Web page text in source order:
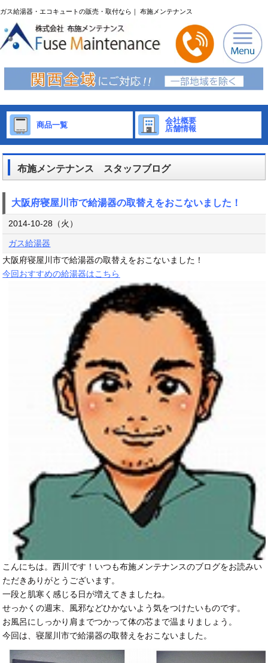
ガス給湯器・エコキュートの販売・取付なら｜ 布施メンテナンス
商品一覧
会社概要
店舗情報
布施メンテナンス スタッフブログ
大阪府寝屋川市で給湯器の取替えをおこないました！
2014-10-28（火）
ガス給湯器
大阪府寝屋川市で給湯器の取替えをおこないました！
今回おすすめの給湯器はこちら
こんにちは。西川です！いつも布施メンテナンスのブログをお読みい
ただきありがとうございます。
一段と肌寒く感じる日が増えてきましたね。
せっかくの週末、風邪などひかないよう気をつけたいものです。
お風呂にしっかり肩までつかって体の芯まで温まりましょう。
今回は、寝屋川市で給湯器の取替えをおこないました。